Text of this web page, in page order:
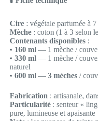
Cire : végétale parfumée à
Mèche : coton (1 à 3 selon
Contenants disponibles :
• 160 ml — 1 mèche /
• 330 ml — 1 mèche /
naturel
• 600 ml — 3 mèches /
Fabrication : artisanale,
Particularité : senteur «
pure, lumineuse et apaisante